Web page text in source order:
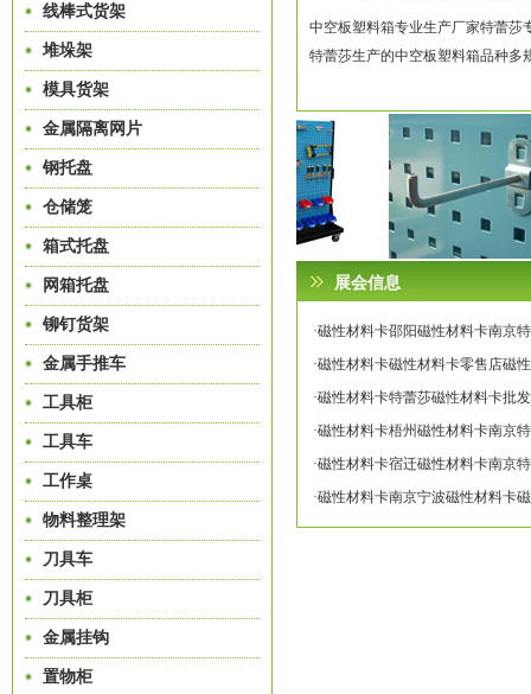
线棒式货架
堆垛架
模具货架
金属隔离网片
钢托盘
仓储笼
箱式托盘
网箱托盘
铆钉货架
金属手推车
工具柜
工具车
工作桌
物料整理架
刀具车
刀具柜
金属挂钩
置物柜
中空板塑料箱专业生产厂家特蕾莎
特蕾莎生产的中空板塑料箱品种多
展会信息
·磁性材料卡邵阳磁性材料卡南京
·磁性材料卡磁性材料卡零售店磁
·磁性材料卡特蕾莎磁性材料卡批
·磁性材料卡梧州磁性材料卡南京
·磁性材料卡宿迁磁性材料卡南京
·磁性材料卡南京宁波磁性材料卡